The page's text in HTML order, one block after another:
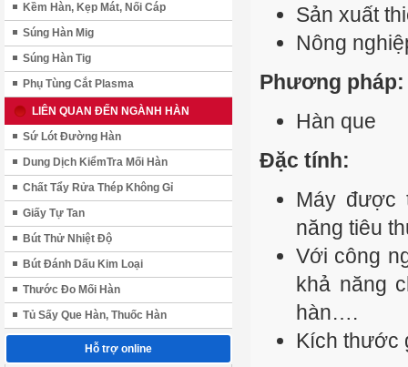
Kềm Hàn, Kẹp Mát, Nối Cáp
Súng Hàn Mig
Súng Hàn Tig
Phụ Tùng Cắt Plasma
LIÊN QUAN ĐẾN NGÀNH HÀN
Sứ Lót Đường Hàn
Dung Dịch KiểmTra Mối Hàn
Chất Tẩy Rửa Thép Không Gỉ
Giấy Tự Tan
Bút Thử Nhiệt Độ
Bút Đánh Dấu Kim Loại
Thước Đo Mối Hàn
Tủ Sấy Que Hàn, Thuốc Hàn
Hỗ trợ online
Sản xuất
Nông
Phương pháp:
Hàn que
Đặc tính:
Máy được
năng tiêu
Với công
khả năng
hàn….
Kích thước